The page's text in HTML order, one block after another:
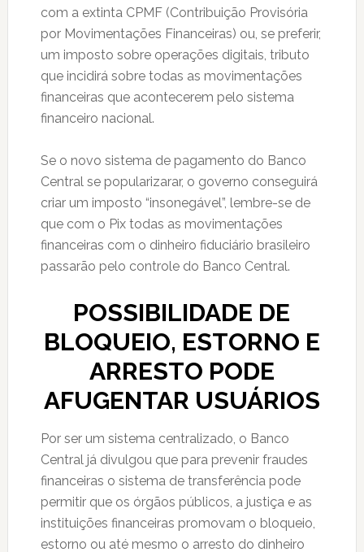
com a extinta CPMF (Contribuição Provisória
por Movimentações Financeiras) ou, se preferir,
um imposto sobre operações digitais, tributo
que incidirá sobre todas as movimentações
financeiras que acontecerem pelo sistema
financeiro nacional.
Se o novo sistema de pagamento do Banco
Central se popularizarar, o governo conseguirá
criar um imposto “insonegável”, lembre-se de
que com o Pix todas as movimentações
financeiras com o dinheiro fiduciário brasileiro
passarão pelo controle do Banco Central.
POSSIBILIDADE DE
BLOQUEIO, ESTORNO E
ARRESTO PODE
AFUGENTAR USUÁRIOS
Por ser um sistema centralizado, o Banco
Central já divulgou que para prevenir fraudes
financeiras o sistema de transferência pode
permitir que os órgãos públicos, a justiça e as
instituições financeiras promovam o bloqueio,
estorno ou até mesmo o arresto do dinheiro